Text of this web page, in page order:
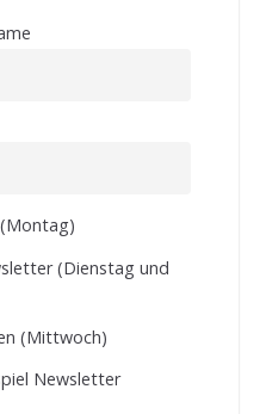
(Dienstag und
(Mittwoch)
Newsletter